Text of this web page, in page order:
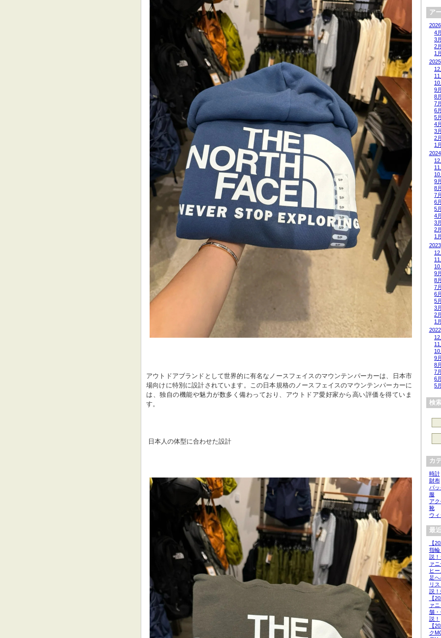
アウトドアブランドとして世界的に有名なノースフェイスのマウンテンパーカーは、日本市
場向けに特別に設計されています。この日本規格のノースフェイスのマウンテンパーカーに
は、独自の機能や魅力が数多く備わっており、アウトドア愛好家から高い評価を得ていま
す。
日本人の体型に合わせた設計
ア
2026
4月
3月
2月
1月
2025
12
11
10
9月
8月
7月
6月
5月
4月
3月
2月
1月
2024
12
11
10
9月
8月
7月
6月
5月
4月
3月
2月
1月
2023
12
11
10
9月
8月
7月
6月
5月
3月
2月
1月
2022
12
11
10
9月
8月
7月
6月
5月
検
カ
時計
財布
バッ
服
ア
靴
ウ
最
【
指
説
ァ
ヒ
足
リ
説！
【
ァ
舗
説！
【
ク